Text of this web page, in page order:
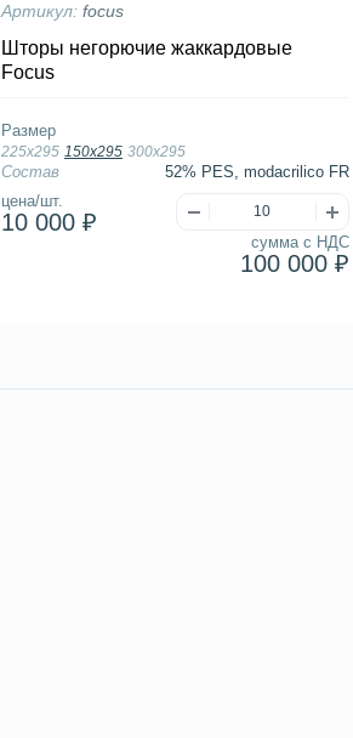
Артикул: focus
Шторы негорючие жаккардовые
Focus
цена/шт.
10 000 ₽
сумма с НДС
100 000 ₽
Состав 52% PES, modacrilico FR
Размер
225х295 150х295 300х295